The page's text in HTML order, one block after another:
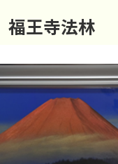
福王寺法林